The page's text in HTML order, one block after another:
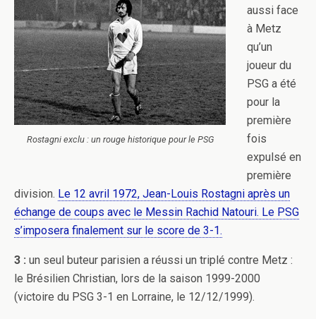
Rostagni exclu : un rouge historique pour le PSG
aussi face
à Metz
qu’un
joueur du
PSG a été
pour la
première
fois
expulsé en
première
division. Le 12 avril 1972, Jean-Louis Rostagni après un
échange de coups avec le Messin Rachid Natouri. Le PSG
s’imposera finalement sur le score de 3-1.
3 : un seul buteur parisien a réussi un triplé contre Metz :
le Brésilien Christian, lors de la saison 1999-2000
(victoire du PSG 3-1 en Lorraine, le 12/12/1999).